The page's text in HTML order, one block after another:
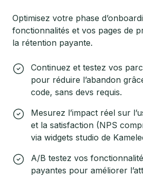
Optimisez votre phase
fonctionnalités et vos pages de
la rétention payante.
Continuez et testez vos
pour réduire l’abandon
code, sans devs requis.
Mesurez l’impact réel sur
et la satisfaction (NPS
via widgets studio de
A/B testez vos
payantes pour améliorer